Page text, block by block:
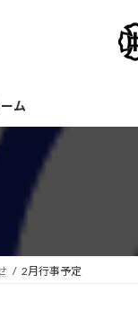
ム
2月行事予定